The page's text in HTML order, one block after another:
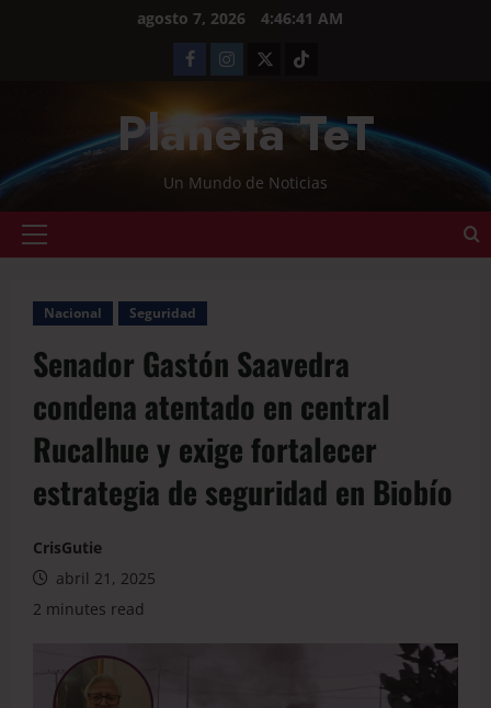
agosto 7, 2026 4:46:41 AM
Planeta TeT
Un Mundo de Noticias
Nacional Seguridad
Senador Gastón Saavedra
condena atentado en central
Rucalhue y exige fortalecer
estrategia de seguridad en Biobío
CrisGutie
abril 21, 2025
2 minutes read